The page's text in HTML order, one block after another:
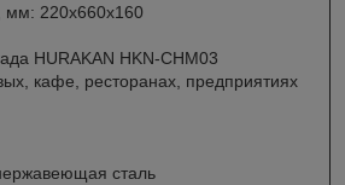
мм: 220х660х160
HURAKAN HKN-CHM03
кафе, ресторанах, предприятиях
сталь